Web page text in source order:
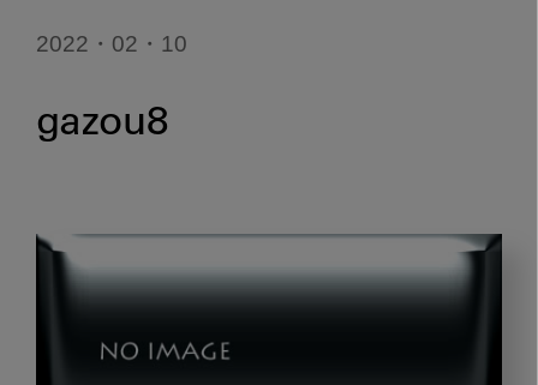
2022・02・10
gazou8